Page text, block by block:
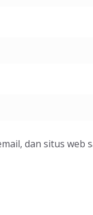
dan situs